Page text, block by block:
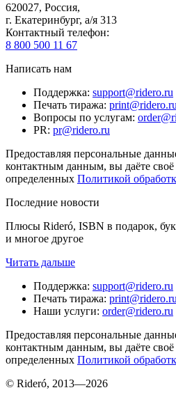
620027, Россия,
г. Екатеринбург, а/я 313
Контактный телефон:
8 800 500 11 67
Написать нам
Поддержка: support@ridero.ru
Печать тиража: print@ridero.ru
Вопросы по услугам:
PR: pr@ridero.ru
Предоставляя персональные
контактным данным, вы даёте своё
определенных Политикой
Последние новости
Плюсы Rideró, ISBN в подарок,
и многое другое
Читать дальше
Поддержка: support@ridero.ru
Печать тиража: print@ridero.ru
Наши услуги: order@ridero.ru
Предоставляя персональные
контактным данным, вы даёте своё
определенных Политикой
© Rideró, 2013—2026